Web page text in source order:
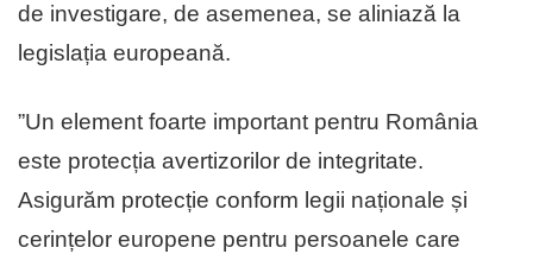
de investigare, de asemenea, se aliniază la
legislația europeană.
”Un element foarte important pentru România
este protecția avertizorilor de integritate.
Asigurăm protecție conform legii naționale și
cerințelor europene pentru persoanele care